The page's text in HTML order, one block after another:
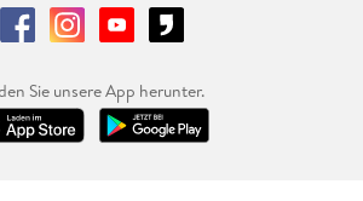
Sie unsere App herunter.